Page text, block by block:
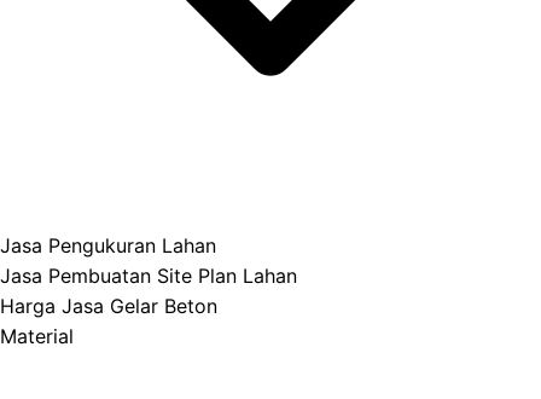
Jasa Pengukuran Lahan
Jasa Pembuatan Site Plan Lahan
Harga Jasa Gelar Beton
Material